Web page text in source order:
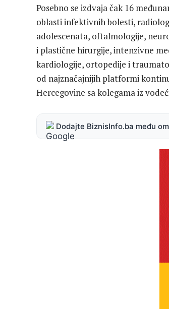
Posebno se izdvaja čak 16
oblasti infektivnih bolesti,
adolescenata, oftalmologije,
i plastične hirurgije, intenzivne
kardiologije, ortopedije i
od najznačajnijih platformi
Hercegovine sa kolegama iz
Dodajte BiznisInfo.ba među